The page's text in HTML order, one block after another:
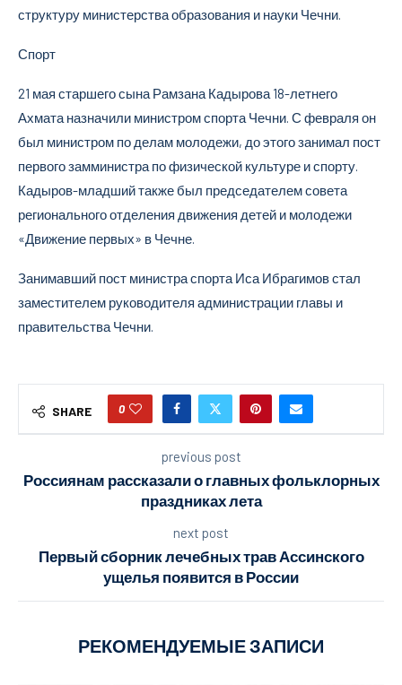
структуру министерства образования и науки Чечни.
Спорт
21 мая старшего сына Рамзана Кадырова 18-летнего
Ахмата назначили министром спорта Чечни. С февраля он
был министром по делам молодежи, до этого занимал пост
первого замминистра по физической культуре и спорту.
Кадыров-младший также был председателем совета
регионального отделения движения детей и молодежи
«Движение первых» в Чечне.
Занимавший пост министра спорта Иса Ибрагимов стал
заместителем руководителя администрации главы и
правительства Чечни.
SHARE 0
previous post
Россиянам рассказали о главных фольклорных
праздниках лета
next post
Первый сборник лечебных трав Ассинского
ущелья появится в России
РЕКОМЕНДУЕМЫЕ ЗАПИСИ